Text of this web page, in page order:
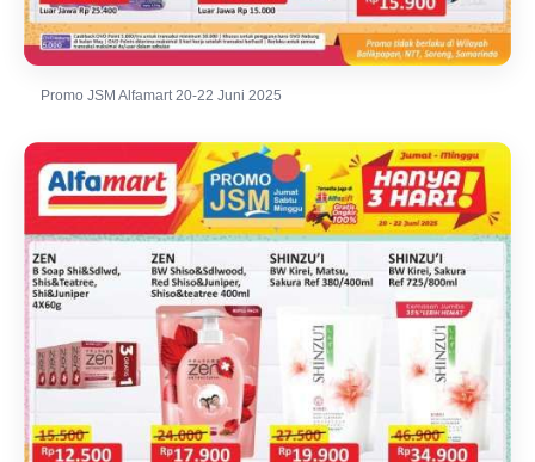
Promo JSM Alfamart 20-22 Juni 2025